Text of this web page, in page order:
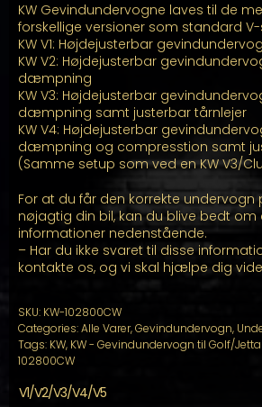
KW Gevindundervogne laves til de
forskellige versioner som standard V-
KW V1: Højdejusterbar
KW V2: Højdejusterbar
dæmpning
KW V3: Højdejusterbar
dæmpning samt justerbar tårnlejer
KW V4: Højdejusterbar
dæmpning og compresstion samt
(Samme setup som ved en KW V3/
For at du får den korrekte undervogn
nøjagtig din bil, kan du blive bedt om
informationer nedenstående.
– Har du ikke svaret til disse
kontakte os, og vi skal hjælpe dig
SKU: KW-102800CW
Categories:Alle Varer,Gevindundervogn,
Tags: KW, KW - Gevindundervogn til Golf/
102800CW
V1/V2/V3/V4/V5